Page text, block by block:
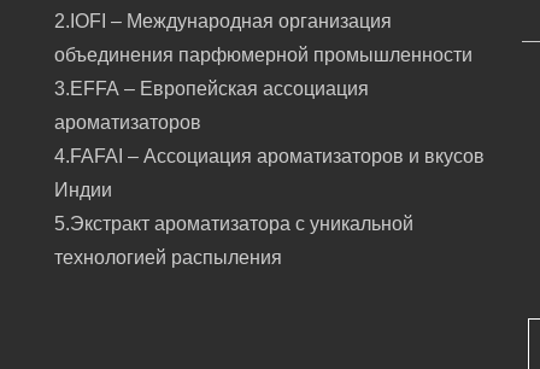
2.IOFI – Международная организация
объединения парфюмерной промышленности
3.EFFA – Европейская ассоциация
ароматизаторов
4.FAFAI – Ассоциация ароматизаторов и вкусов
Индии
5.Экстракт ароматизатора с уникальной
технологией распыления